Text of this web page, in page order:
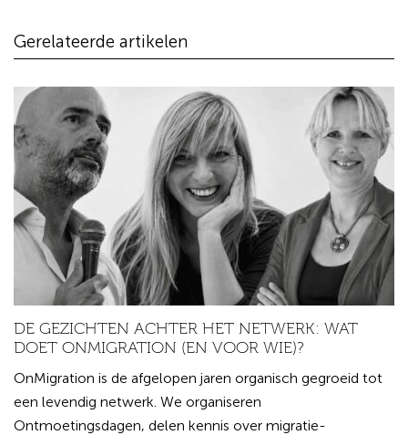
Gerelateerde artikelen
DE GEZICHTEN ACHTER HET NETWERK: WAT
DOET ONMIGRATION (EN VOOR WIE)?
OnMigration is de afgelopen jaren organisch gegroeid tot
een levendig netwerk. We organiseren
Ontmoetingsdagen, delen kennis over migratie-